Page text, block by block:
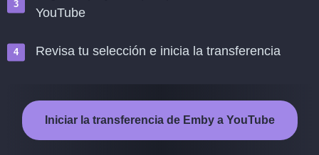
YouTube
Revisa tu selección e inicia la transferencia
Iniciar la transferencia de Emby a YouTube